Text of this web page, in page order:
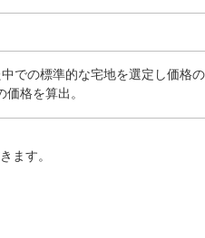
での標準的な宅地を選定し価格
格を算出。
ます。